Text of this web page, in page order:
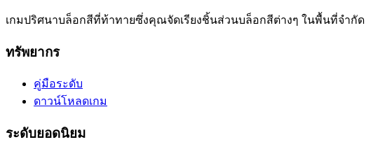
เกมปริศนาบล็อกสีที่ท้าทายซึ่งคุณจัดเรียงชิ้นส่วนบล็อกสีต่างๆ ในพื้นที่จำกั
ทรัพยากร
คู่มือระดับ
ดาวน์โหลดเกม
ระดับยอดนิยม